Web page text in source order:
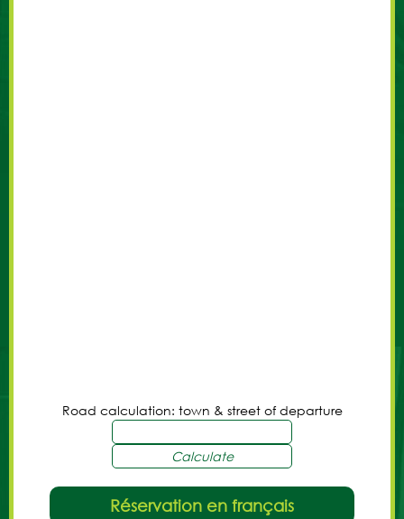
Road calculation: town & street of departure
Réservation en français